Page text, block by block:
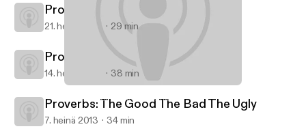
Starratt Road Christian Church
Proverbs: Forge Strong Families
21. heinä 2013 29 min
Proverbs: Marry Well
14. heinä 2013 38 min
Proverbs: The Good The Bad The Ugly
7. heinä 2013 34 min